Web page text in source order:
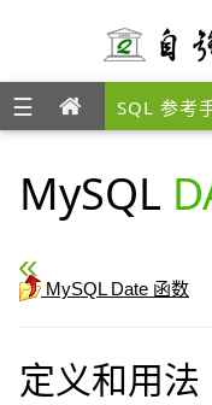
☰ SQL 参考
MySQL
« MySQL
MySQL Date 函数
定义和用法